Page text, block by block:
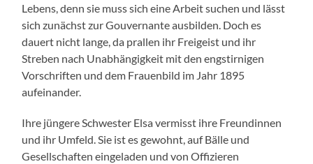
Lebens, denn sie muss sich eine Arbeit suchen und lässt
sich zunächst zur Gouvernante ausbilden. Doch es
dauert nicht lange, da prallen ihr Freigeist und ihr
Streben nach Unabhängigkeit mit den engstirnigen
Vorschriften und dem Frauenbild im Jahr 1895
aufeinander.
Ihre jüngere Schwester Elsa vermisst ihre Freundinnen
und ihr Umfeld. Sie ist es gewohnt, auf Bälle und
Gesellschaften eingeladen und von Offizieren